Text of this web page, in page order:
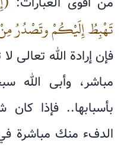
تَهْبِطُ إِلَيْكُمْ وتَصْدُرُ
فإن إرادة الله تعالى
مباشر، وأبى الله
بأسبابها.. فإذا
الدفء منك مباشرة